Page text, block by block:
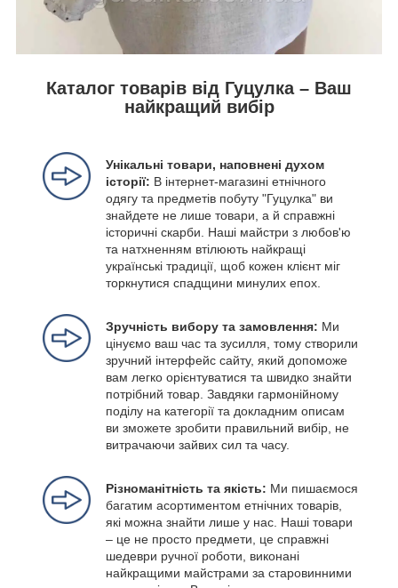
Каталог товарів від Гуцулка – Ваш
найкращий вибір
Унікальні товари, наповнені духом
історії: В інтернет-магазині етнічного
одягу та предметів побуту "Гуцулка" ви
знайдете не лише товари, а й справжні
історичні скарби. Наші майстри з любов'ю
та натхненням втілюють найкращі
українські традиції, щоб кожен клієнт міг
торкнутися спадщини минулих епох.
Зручність вибору та замовлення: Ми
цінуємо ваш час та зусилля, тому створили
зручний інтерфейс сайту, який допоможе
вам легко орієнтуватися та швидко знайти
потрібний товар. Завдяки гармонійному
поділу на категорії та докладним описам
ви зможете зробити правильний вибір, не
витрачаючи зайвих сил та часу.
Різноманітність та якість: Ми пишаємося
багатим асортиментом етнічних товарів,
які можна знайти лише у нас. Наші товари
– це не просто предмети, це справжні
шедеври ручної роботи, виконані
найкращими майстрами за старовинними